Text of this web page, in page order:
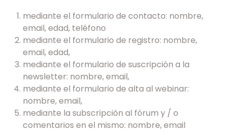
mediante el formulario de contacto: nombre,
email, edad, teléfono
mediante el formulario de registro: nombre,
email, edad,
mediante el formulario de suscripción a la
newsletter: nombre, email,
mediante el formulario de alta al webinar:
nombre, email,
mediante la subscripción al fórum y / o
comentarios en el mismo: nombre, email